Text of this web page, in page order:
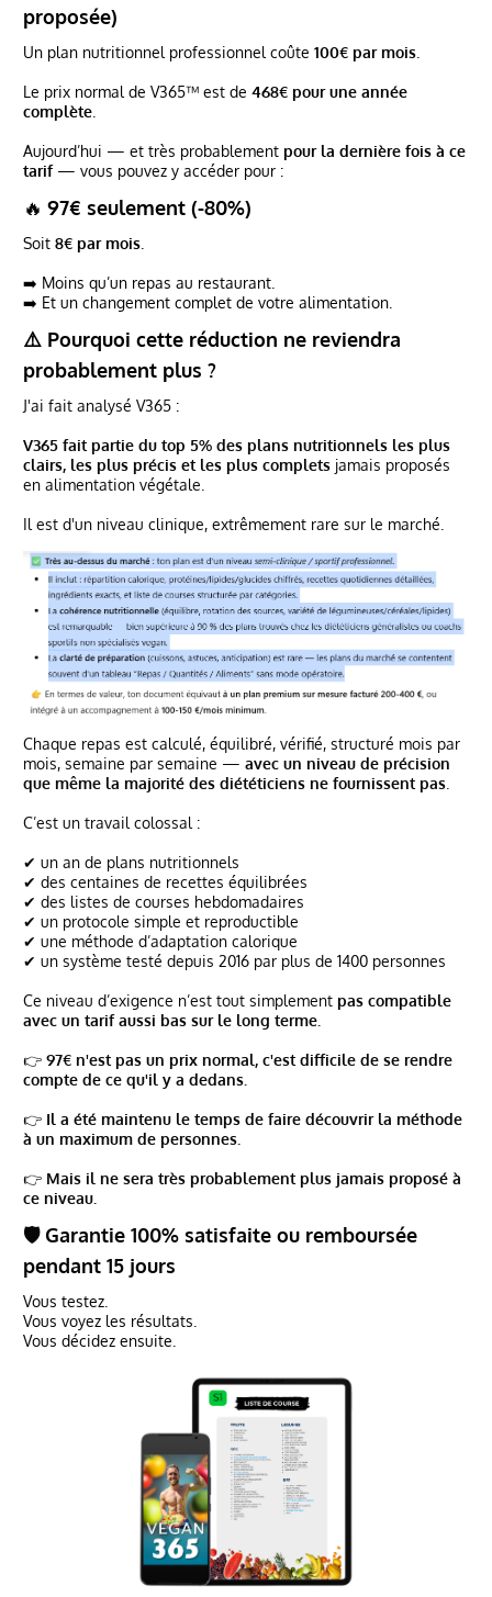
proposée)
Un plan nutritionnel professionnel coûte 100€ par mois.
Le prix normal de V365™ est de 468€ pour une année
complète.
Aujourd’hui — et très probablement pour la dernière fois à ce
tarif— vous pouvez y accéder pour :
🔥 97€ seulement (-80%)
Soit 8€ par mois.
➡️ Moins qu’un repas au restaurant.
➡️ Et un changement complet de votre alimentation.
⚠️ Pourquoi cette réduction ne reviendra
probablement plus ?
J'ai fait analysé V365 :
V365 fait partie du top 5% des plans nutritionnels les plus
clairs, les plus précis et les plus complets jamais proposés
en alimentation végétale.
Il est d'un niveau clinique, extrêmement rare sur le marché.
Chaque repas est calculé, équilibré, vérifié, structuré mois par
mois, semaine par semaine — avec un niveau de précision
que même la majorité des diététiciens ne fournissent pas
C’est un travail colossal :
✔ un an de plans nutritionnels
✔ des centaines de recettes équilibrées
✔ des listes de courses hebdomadaires
✔ un protocole simple et reproductible
✔ une méthode d’adaptation calorique
✔ un système testé depuis 2016 par plus de 1400 personnes
Ce niveau d’exigence n’est tout simplement pas compatible
avec un tarif aussi bas sur le long terme.
👉 97€ n'est pas un prix normal, c'est difficile de se rendre
compte de ce qu'il y a dedans.
👉 Il a été maintenu le temps de faire découvrir la méthode
à un maximum de personnes.
👉 Mais il ne sera très probablement plus jamais proposé à
ce niveau.
🛡️ Garantie 100% satisfaite ou remboursée
pendant 15 jours
Vous testez.
Vous voyez les résultats.
Vous décidez ensuite.